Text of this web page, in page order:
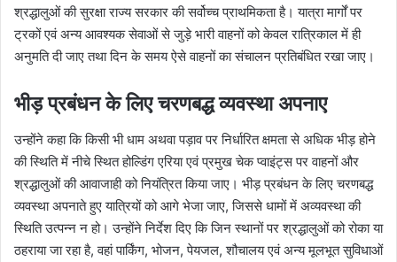
श्रद्धालुओं की सुरक्षा राज्य सरकार की सर्वोच्च प्राथमिकता है। यात्रा मार्गों पर
ट्रकों एवं अन्य आवश्यक सेवाओं से जुड़े भारी वाहनों को केवल रात्रिकाल में ही
अनुमति दी जाए तथा दिन के समय ऐसे वाहनों का संचालन प्रतिबंधित रखा जाए।
भीड़ प्रबंधन के लिए चरणबद्ध व्यवस्था अपनाए
उन्होंने कहा कि किसी भी धाम अथवा पड़ाव पर निर्धारित क्षमता से अधिक भीड़ होने
की स्थिति में नीचे स्थित होल्डिंग एरिया एवं प्रमुख चेक प्वाइंट्स पर वाहनों और
श्रद्धालुओं की आवाजाही को नियंत्रित किया जाए। भीड़ प्रबंधन के लिए चरणबद्ध
व्यवस्था अपनाते हुए यात्रियों को आगे भेजा जाए, जिससे धामों में अव्यवस्था की
स्थिति उत्पन्न न हो। उन्होंने निर्देश दिए कि जिन स्थानों पर श्रद्धालुओं को रोका या
ठहराया जा रहा है, वहां पार्किंग, भोजन, पेयजल, शौचालय एवं अन्य मूलभूत सुविधाओं